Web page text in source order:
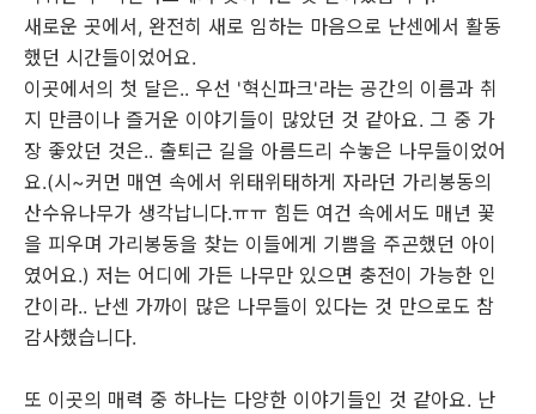
새로운 곳에서, 완전히 새로 임하는 마음으로 난센에서 활동
했던 시간들이었어요.
이곳에서의 첫 달은.. 우선 '혁신파크'라는 공간의 이름과 취
지 만큼이나 즐거운 이야기들이 많았던 것 같아요. 그 중 가
장 좋았던 것은.. 출퇴근 길을 아름드리 수놓은 나무들이었어
요.(시~커먼 매연 속에서 위태위태하게 자라던 가리봉동의
산수유나무가 생각납니다.ㅠㅠ 힘든 여건 속에서도 매년 꽃
을 피우며 가리봉동을 찾는 이들에게 기쁨을 주곤했던 아이
였어요.) 저는 어디에 가든 나무만 있으면 충전이 가능한 인
간이라.. 난센 가까이 많은 나무들이 있다는 것 만으로도 참
감사했습니다.
또 이곳의 매력 중 하나는 다양한 이야기들인 것 같아요. 난